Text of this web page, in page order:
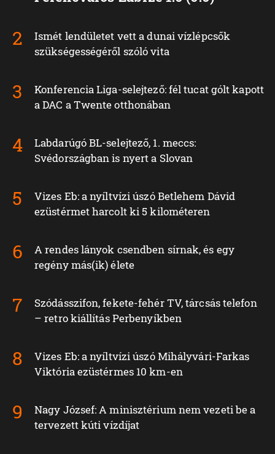
Ismét lendületet vett a dunai vízlépcsők
szükségességéről szóló vita
Konferencia Liga-selejtező: fél tucat gólt kapott
a DAC a Twente otthonában
Labdarúgó BL-selejtező, 1. meccs:
Svédországban is nyert a Slovan
Vizes Eb: a nyíltvízi úszó Betlehem Dávid
ezüstérmet harcolt ki 5 kilométeren
A rendes lányok csendben sírnak, és egy
regény más(ik) élete
Szódásszifon, fekete-fehér TV, tárcsás telefon
– retro kiállítás Perbenyíkben
Vizes Eb: a nyíltvízi úszó Mihályvári-Farkas
Viktória ezüstérmes 10 km-en
Nagy József: A minisztérium nem vezeti be a
tervezett kúti vízdíjat